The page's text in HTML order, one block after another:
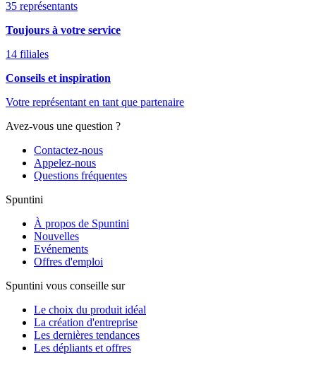
35 représentants
Toujours à votre service
14 filiales
Conseils et inspiration
Votre représentant en tant que partenaire
Avez-vous une question ?
Contactez-nous
Appelez-nous
Questions fréquentes
Spuntini
À propos de Spuntini
Nouvelles
Evénements
Offres d'emploi
Spuntini vous conseille sur
Le choix du produit idéal
La création d'entreprise
Les dernières tendances
Les dépliants et offres